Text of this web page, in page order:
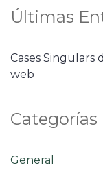
Últimas
Cases Singulars
web
Categorías
General